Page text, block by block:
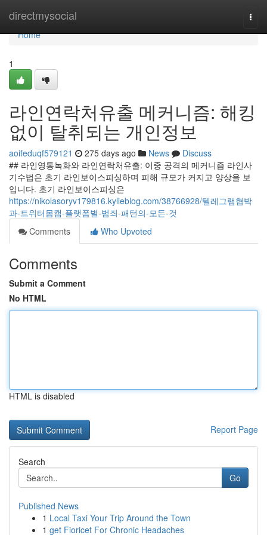
directmysocial
Home
Home
1
라인연락처유출 메커니즘: 해킹
없이 탈취되는 개인정보
aoifeduqf579121 275 days ago News
Discuss
## 라인영통녹화와 라인연락처유출: 이중 공격의 메커니즘 라인사
기수법은 초기 라인보이스피싱하며 피해 규모가 커지고 양상을 보
입니다. 초기 라인보이스피싱은
https://nikolasoryv179816.kylieblog.com/38766928/텔레그램협박
과-트위터몸캠-플랫폼별-범죄-패턴의-모든-것
Comments
Who Upvoted
Comments
Submit a Comment
No HTML
HTML is disabled
Report Page
Search
Go
Published News
1 Local Taxi Your Trip Around the Town
1 get Fioricet For Chronic Headaches